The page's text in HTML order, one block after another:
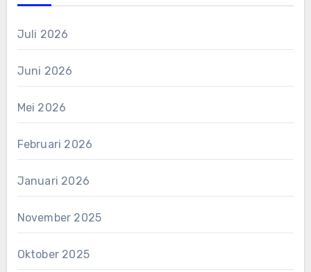
Juli 2026
Juni 2026
Mei 2026
Februari 2026
Januari 2026
November 2025
Oktober 2025